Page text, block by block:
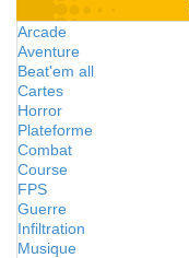
Arcade
Aventure
Beat'em all
Cartes
Horror
Plateforme
Combat
Course
FPS
Guerre
Infiltration
Musique